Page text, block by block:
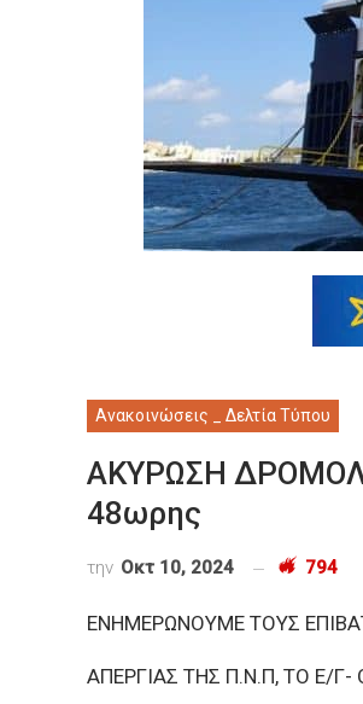
Ανακοινώσεις _ Δελτία Τύπου
ΑΚΥΡΩΣΗ
48ωρης
την Οκτ 10, 2024 794
ΕΝΗΜΕΡΩΝΟΥΜΕ ΤΟΥΣ
ΑΠΕΡΓΙΑΣ ΤΗΣ Π.Ν.Π, ΤΟ Ε/Γ-